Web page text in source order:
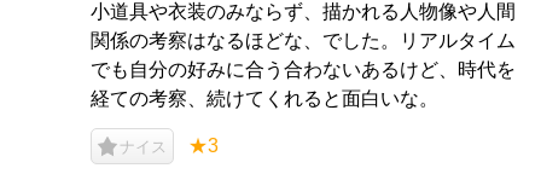
小道具や衣装のみならず、描かれる人物像や人間
関係の考察はなるほどな、でした。リアルタイム
でも自分の好みに合う合わないあるけど、時代を
経ての考察、続けてくれると面白いな。
ナイス ★3